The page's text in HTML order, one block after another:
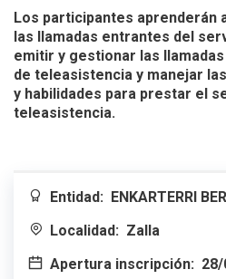
Los participantes aprenderán
las llamadas entrantes del
emitir y gestionar las
de teleasistencia y manejar
y habilidades para prestar el
teleasistencia.
Entidad: ENKARTERRI
Localidad: Zalla
Apertura inscripción: